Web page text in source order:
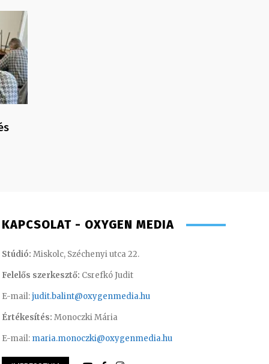
KAPCSOLAT - OXYGEN MEDIA
Stúdió: Miskolc, Széchenyi utca 22.
Felelős szerkesztő: Csrefkó Judit
E-mail:judit.balint@oxygenmedia.hu
Értékesítés: Monoczki Mária
E-mail: maria.monoczki@oxygenmedia.hu